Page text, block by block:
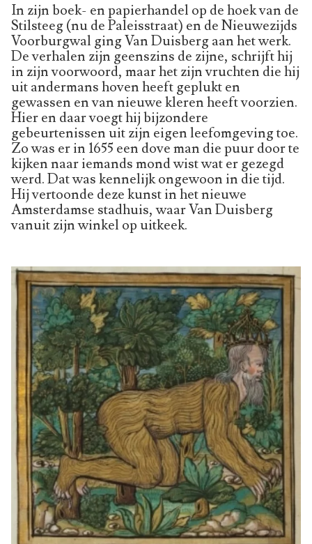
In zijn boek- en papierhandel op de hoek van de
Stilsteeg (nu de Paleisstraat) en de Nieuwezijds
Voorburgwal ging Van Duisberg aan het werk.
De verhalen zijn geenszins de zijne, schrijft hij
in zijn voorwoord, maar het zijn vruchten die hij
uit andermans hoven heeft geplukt en
gewassen en van nieuwe kleren heeft voorzien.
Hier en daar voegt hij bijzondere
gebeurtenissen uit zijn eigen leefomgeving toe.
Zo was er in 1655 een dove man die puur door te
kijken naar iemands mond wist wat er gezegd
werd. Dat was kennelijk ongewoon in die tijd.
Hij vertoonde deze kunst in het nieuwe
Amsterdamse stadhuis, waar Van Duisberg
vanuit zijn winkel op uitkeek.